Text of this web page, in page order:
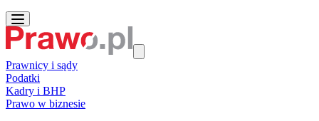
Prawnicy i sądy
Podatki
Kadry i BHP
Prawo w biznesie